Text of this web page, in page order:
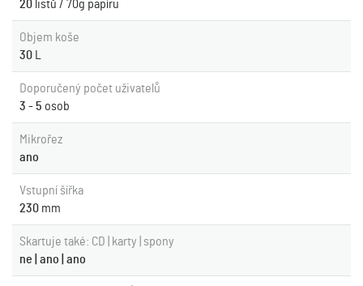
20 listů / 70g papíru
Objem koše
30
Doporučený počet uživatelů
3 - 5 osob
Mikrořez
ano
Vstupní šířka
230 mm
Skartuje také: CD | karty | spony
ne | ano | ano